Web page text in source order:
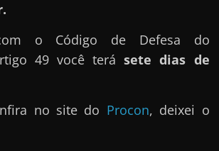
o Código de Defesa do
49 você terásete dias de
no site do Procon, deixei o